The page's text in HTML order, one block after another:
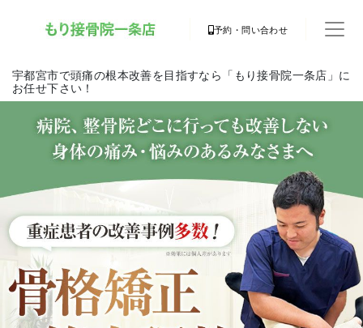
予約・問い合わせ
宇都宮市で頭痛の根本改善を目指すなら「もり接骨院一条店」に
お任せ下さい！